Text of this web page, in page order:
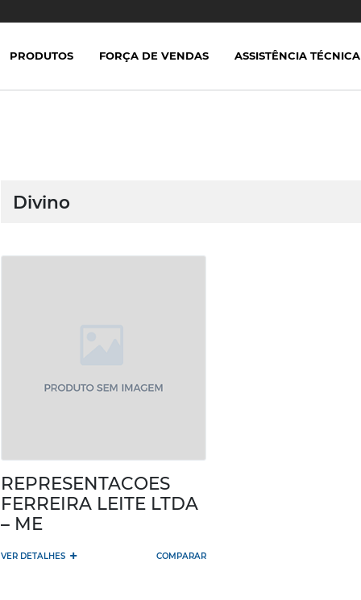
Divino
REPRESENTACOES
FERREIRA LEITE LTDA
– ME
VER DETALHES + COMPARAR
PRODUTOS FORÇA DE VENDAS ASSISTÊNCIA TÉCNICA